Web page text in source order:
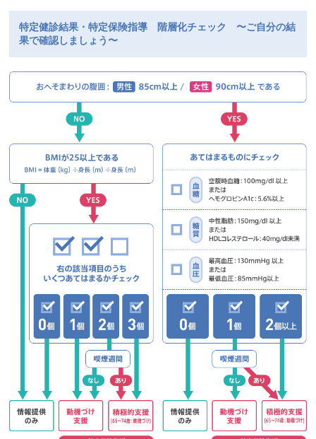
特定健診結果・特定保険指導 階層化チェック 〜ご自分の結
果で確認しましょう〜